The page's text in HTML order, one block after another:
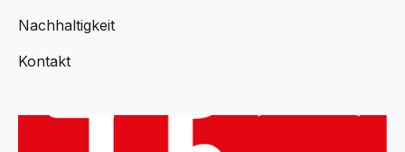
Nachhaltigkeit
Kontakt